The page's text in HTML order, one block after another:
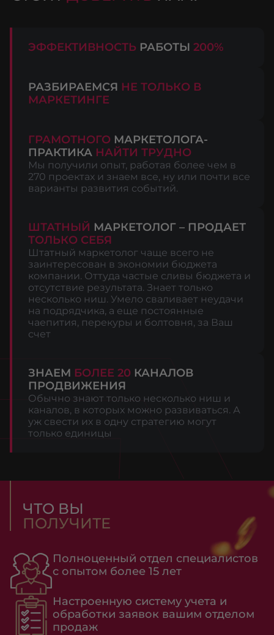
ЭФФЕКТИВНОСТЬ РАБОТЫ 200%
РАЗБИРАЕМСЯ НЕ ТОЛЬКО В
МАРКЕТИНГЕ
ГРАМОТНОГО МАРКЕТОЛОГА-
ПРАКТИКА НАЙТИ ТРУДНО
Мы получили опыт, работая более чем в
270 проектах и знаем все, ну или почти все
варианты развития событий.
ШТАТНЫЙ МАРКЕТОЛОГ – ПРОДАЕТ
ТОЛЬКО СЕБЯ
Штатный маркетолог чаще всего не
заинтересован в экономии бюджета
компании. Оттуда частые сливы бюджета и
отсутствие результата. Знает только
несколько ниш. Умело сваливает неудачи
на подрядчика, а еще постоянные
чаепития, перекуры и болтовня, за Ваш
счет
ЗНАЕМ БОЛЕЕ 20 КАНАЛОВ
ПРОДВИЖЕНИЯ
Обычно знают только несколько ниш и
каналов, в которых можно развиваться. А
уж свести их в одну стратегию могут
только единицы
ЧТО ВЫ
ПОЛУЧИТЕ
Полноценный отдел специалистов
с опытом более 15 лет
Настроенную систему учета и
обработки заявок вашим отделом
продаж